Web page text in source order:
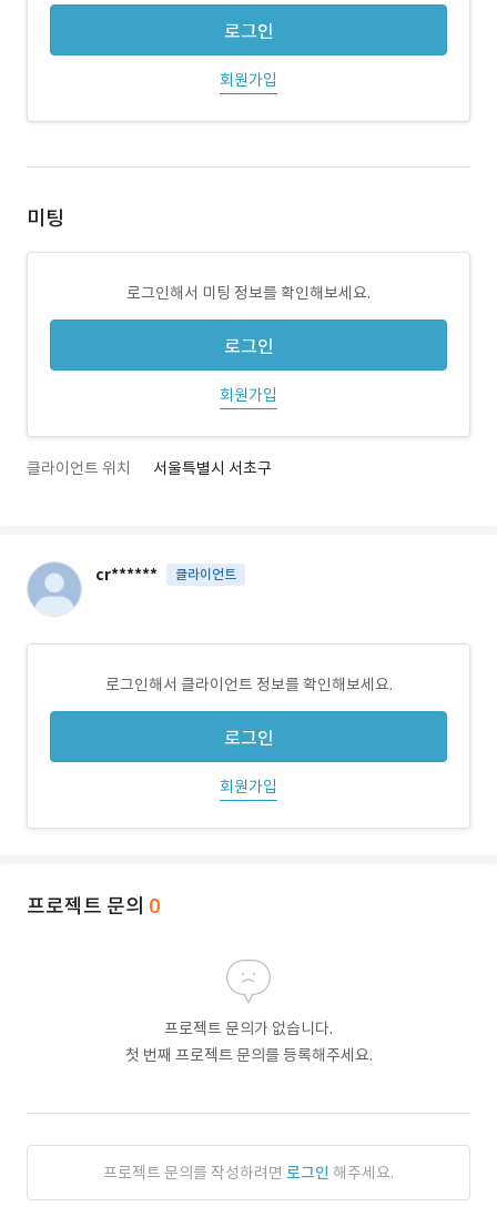
로그인
회원가입
미팅
로그인해서 미팅 정보를 확인해보세요.
로그인
회원가입
클라이언트 위치 서울특별시 서초구
cr****** 클라이언트
로그인해서 클라이언트 정보를 확인해보세요.
로그인
회원가입
프로젝트 문의 0
프로젝트 문의가 없습니다.
첫 번째 프로젝트 문의를 등록해주세요.
프로젝트 문의를 작성하려면 로그인 해주세요.